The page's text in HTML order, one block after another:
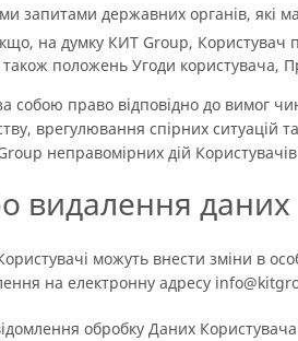
запитами державних органів, які
на думку КИТ Group, Користувач
положень Угоди користувача,
собою право відповідно до вимог
врегулювання спірних
неправомірних дій
видалення даних
можуть внести зміни в
на електронну адресу
обробку Даних